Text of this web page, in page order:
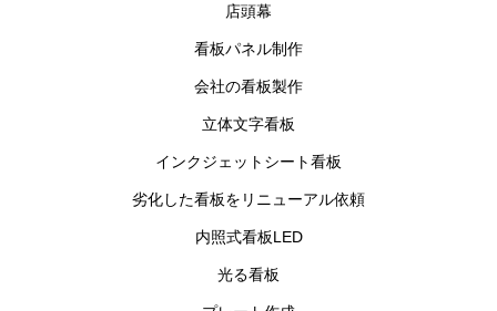
店頭幕
看板パネル制作
会社の看板製作
立体文字看板
インクジェットシート看板
劣化した看板をリニューアル依頼
内照式看板LED
光る看板